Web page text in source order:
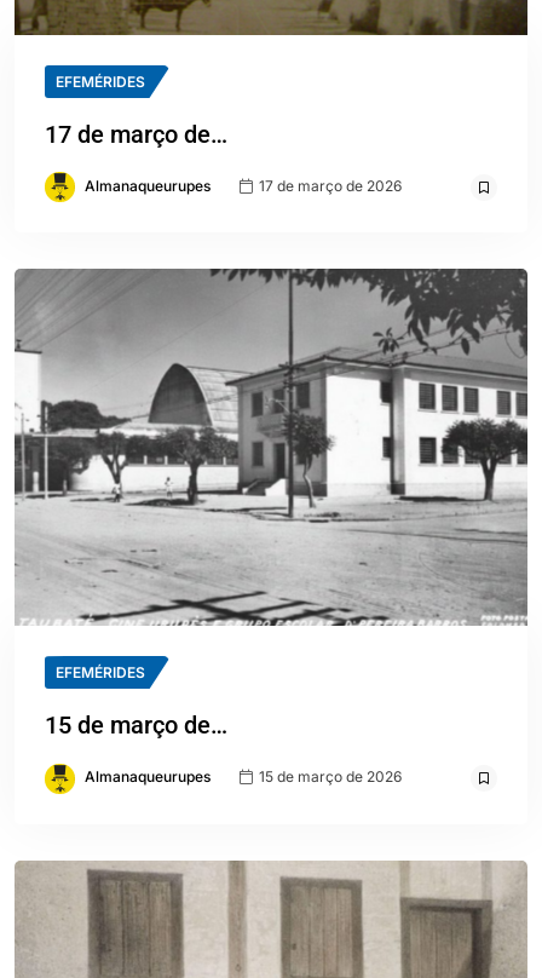
EFEMÉRIDES
17 de março de…
Almanaqueurupes 17 de março de 2026
EFEMÉRIDES
15 de março de…
Almanaqueurupes 15 de março de 2026